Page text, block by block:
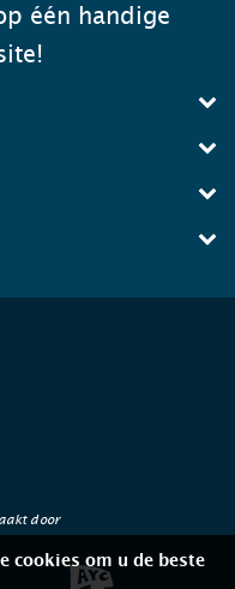
één handige
door
cookies om u de beste